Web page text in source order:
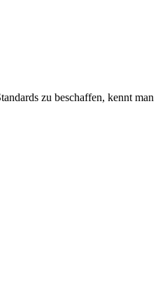
zu beschaffen, kennt man